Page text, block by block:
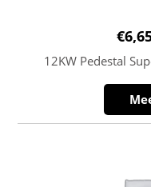
€
12KW Pedestal